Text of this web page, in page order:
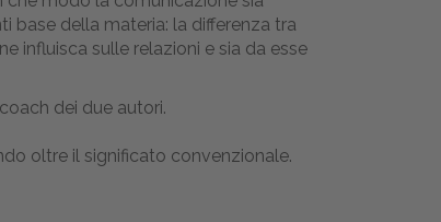
base della materia: la differenza tra
influisca sulle relazioni e sia da esse
dei due autori.
oltre il significato convenzionale.